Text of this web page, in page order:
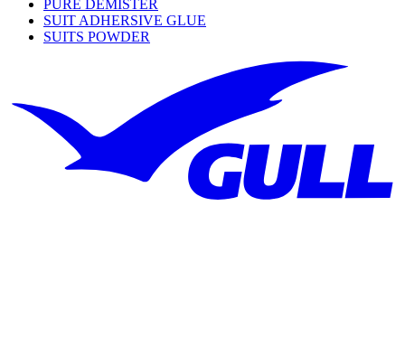
PURE DEMISTER
SUIT ADHERSIVE GLUE
SUITS POWDER